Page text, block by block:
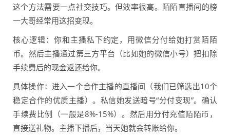
这个方法需要一点社交技巧。但效率很高。陌陌直播间的榜
一大哥经常用这招变现。
核心逻辑：你和主播私下约定，用微信分付给她打赏陌陌
币。然后主播通过第三方平台（比如她的微信小号）把扣除
手续费后的现金返还给你。
具体操作：进入一个合作主播的直播间（我们已筛选出10个
稳定合作的优质主播）。私信她发送暗号“分付变现”。确认
手续费比例（一般是8%-15%）。然后用分付充值陌陌币，
直接送礼物。主播下播后，当天她就会转账给你。